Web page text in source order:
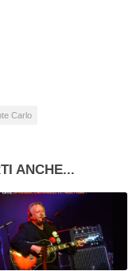
Carlo
ANCHE...